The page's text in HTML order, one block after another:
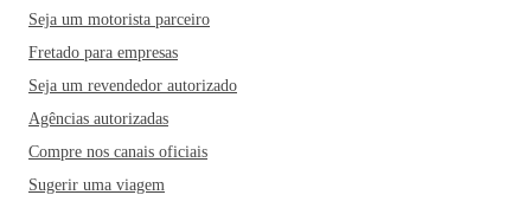
Seja um motorista parceiro
Fretado para empresas
Seja um revendedor autorizado
Agências autorizadas
Compre nos canais oficiais
Sugerir uma viagem